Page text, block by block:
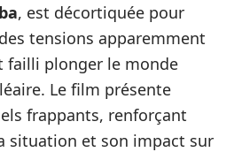
, est décortiquée pour
tensions apparemment
failli plonger le monde
Le film présente
frappants, renforçant
situation et son impact sur